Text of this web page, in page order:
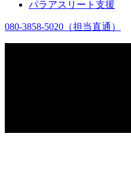
パラアスリート支援
080-3858-5020 （担当直通）